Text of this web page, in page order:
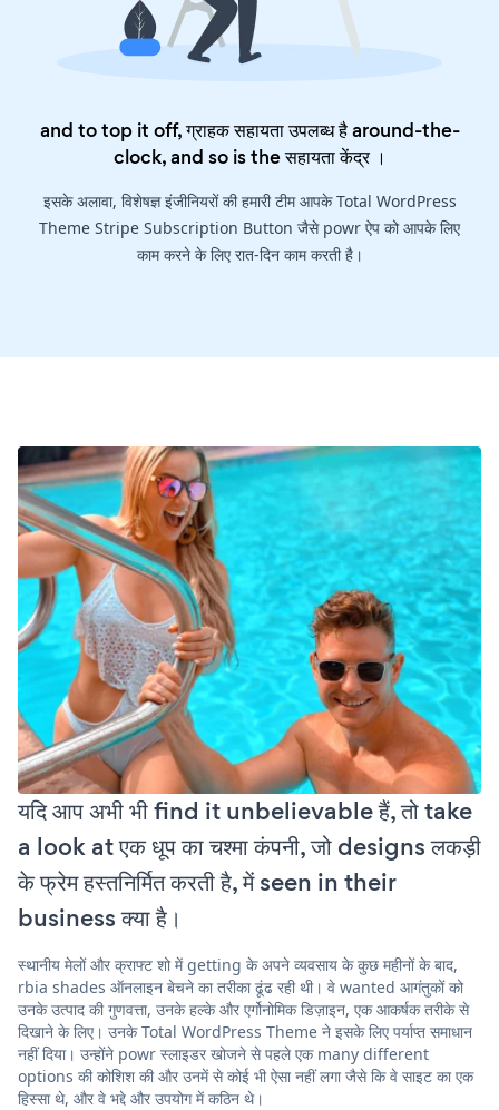
and to top it off, ग्राहक सहायता उपलब्ध है around-the-
clock, and so is theसहायता केंद्र।
इसके अलावा, विशेषज्ञ इंजीनियरों की हमारी टीम आपके Total WordPress
Theme Stripe Subscription Button जैसे powr ऐप को आपके लिए
काम करने के लिए रात-दिन काम करती है।
यदि आप अभी भी find it unbelievable हैं, तो take
a look at एक धूप का चश्मा कंपनी, जो designs लकड़ी
के फ्रेम हस्तनिर्मित करती है, में seen in their
business क्या है।
स्थानीय मेलों और क्राफ्ट शो में getting के अपने व्यवसाय के कुछ महीनों के बाद,
rbia shades ऑनलाइन बेचने का तरीका ढूंढ रही थी। वे wanted आगंतुकों को
उनके उत्पाद की गुणवत्ता, उनके हल्के और एर्गोनोमिक डिज़ाइन, एक आकर्षक तरीके से
दिखाने के लिए। उनके Total WordPress Theme ने इसके लिए पर्याप्त समाधान
नहीं दिया। उन्होंने powr स्लाइडर खोजने से पहले एक many different
options की कोशिश की और उनमें से कोई भी ऐसा नहीं लगा जैसे कि वे साइट का एक
हिस्सा थे, और वे भद्दे और उपयोग में कठिन थे।